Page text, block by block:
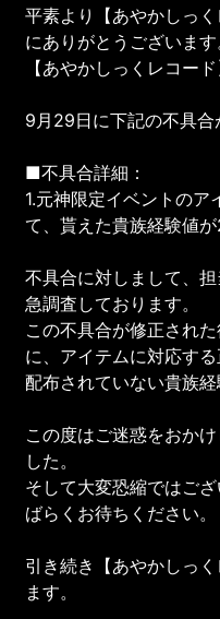
平素より【あやかしっ
にありがとうございます
【あやかしっくレコー
9月29日に下記の不具合
■不具合詳細：
1.元神限定イベントのア
て、貰えた貴族経験値
不具合に対しまして、
急調査しております。
この不具合が修正され
に、アイテムに対応す
配布されていない貴族経
この度はご迷惑をおか
した。
そして大変恐縮ではご
ばらくお待ちください。
引き続き【あやかしっ
ます。